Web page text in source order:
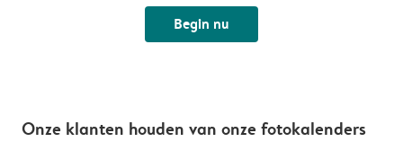
Begin nu
Onze klanten houden van onze fotokalenders